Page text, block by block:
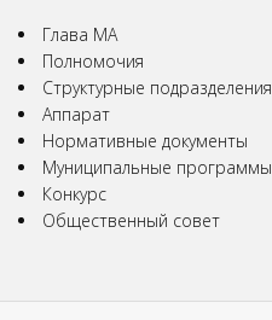
Глава МА
Полномочия
Структурные подразделения
Аппарат
Нормативные документы
Муниципальные программы
Конкурс
Общественный совет